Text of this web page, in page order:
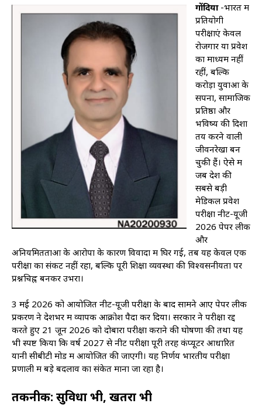
गोंदिया-भारत में
प्रतियोगी
परीक्षाएं केवल
रोजगार या प्रवेश
का माध्यम नहीं
रहीं, बल्कि
करोड़ों युवाओं के
सपनों, सामाजिक
प्रतिष्ठा और
भविष्य की दिशा
तय करने वाली
जीवनरेखा बन
चुकी हैं। ऐसे में
जब देश की
सबसे बड़ी
मेडिकल प्रवेश
परीक्षा नीट-यूजी
2026 पेपर लीक
और
अनियमितताओं के आरोपों के कारण विवादों में घिर गई, तब यह केवल एक
परीक्षा का संकट नहीं रहा, बल्कि पूरी शिक्षा व्यवस्था की विश्वसनीयता पर
प्रश्नचिह्न बनकर उभरा।
3 मई 2026 को आयोजित नीट-यूजी परीक्षा के बाद सामने आए पेपर लीक
प्रकरण ने देशभर में व्यापक आक्रोश पैदा कर दिया। सरकार ने परीक्षा रद्द
करते हुए 21 जून 2026 को दोबारा परीक्षा कराने की घोषणा की तथा यह
भी स्पष्ट किया कि वर्ष 2027 से नीट परीक्षा पूरी तरह कंप्यूटर आधारित
यानी सीबीटी मोड में आयोजित की जाएगी। यह निर्णय भारतीय परीक्षा
प्रणाली में बड़े बदलाव का संकेत माना जा रहा है।
तकनीक: सुविधा भी, खतरा भी